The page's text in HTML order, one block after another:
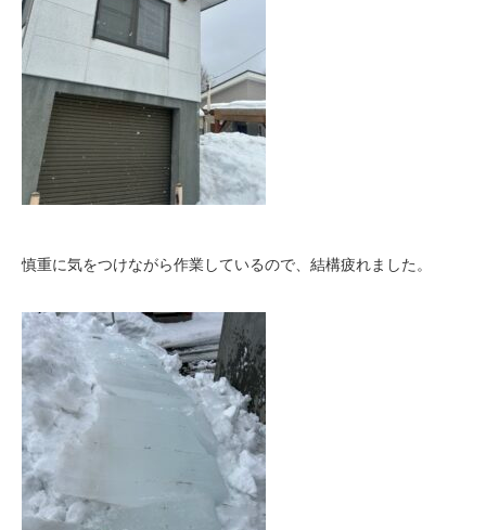
慎重に気をつけながら作業しているので、結構疲れました。